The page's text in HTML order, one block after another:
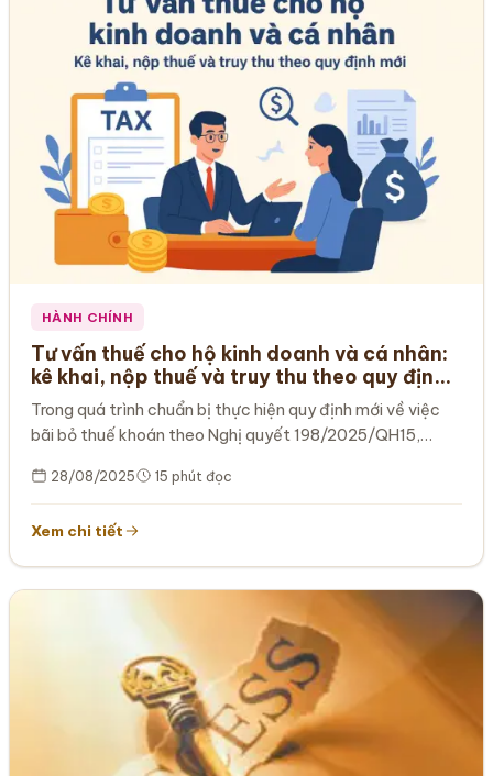
HÀNH CHÍNH
Tư vấn thuế cho hộ kinh doanh và cá nhân:
kê khai, nộp thuế và truy thu theo quy định
mới
Trong quá trình chuẩn bị thực hiện quy định mới về việc
bãi bỏ thuế khoán theo Nghị quyết 198/2025/QH15,
28/08/2025 15 phút đọc
Xem chi tiết